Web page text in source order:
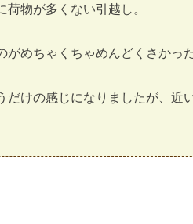
物が多くない引越し。
がめちゃくちゃめんどくさかっ
だけの感じになりましたが、近